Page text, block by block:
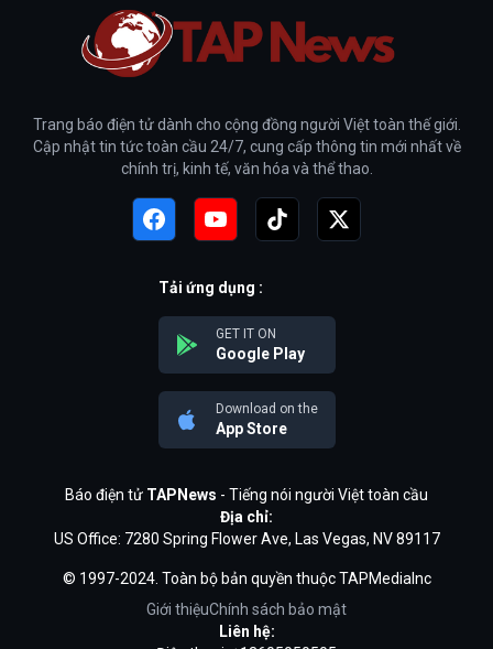
Trang báo điện tử dành cho cộng đồng người Việt toàn thế giới.
Cập nhật tin tức toàn cầu 24/7, cung cấp thông tin mới nhất về
chính trị, kinh tế, văn hóa và thể thao.
Tải ứng dụng :
GET IT ON
Google Play
Download on the
App Store
Báo điện tử TAPNews - Tiếng nói người Việt toàn cầu
Địa chỉ:
US Office: 7280 Spring Flower Ave, Las Vegas, NV 89117
© 1997-2024. Toàn bộ bản quyền thuộc TAPMediaInc
Giới thiệuChính sách bảo mật
Liên hệ: